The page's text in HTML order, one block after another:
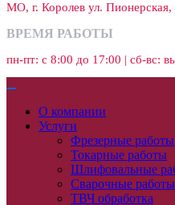
МО, г. Королев ул. Пионерская,
ВРЕМЯ РАБОТЫ
пн-пт: с 8:00 до 17:00 | сб-вс:
О компании
Услуги
Фрезерные работы
Токарные работы
Шлифовальные
Сварочные работы
ТВЧ обработка